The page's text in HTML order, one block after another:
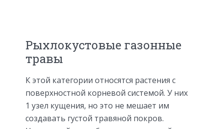
Рыхлокустовые газонные
травы
К этой категории относятся растения с
поверхностной корневой системой. У них
1 узел кущения, но это не мешает им
создавать густой травяной покров.